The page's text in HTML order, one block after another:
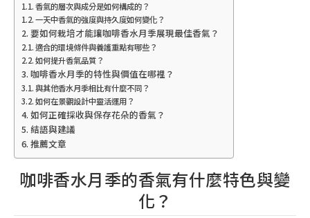
香氣的層次與成分是如何構成的？
一天中香氣的強度與持久度如何變化？
要如何栽培才能讓咖啡香水月季展現最佳香氣？
適合的環境條件與養護重點有哪些？
如何提升香氣品質？
咖啡香水月季的特性與價值在哪裡？
與其他香水月季相比有什麼不同？
如何在景觀設計中靈活運用？
如何正確採收與保存花朵的香氣？
結語與建議
推薦文章
咖啡香水月季的香氣有什麼特色與變
化？